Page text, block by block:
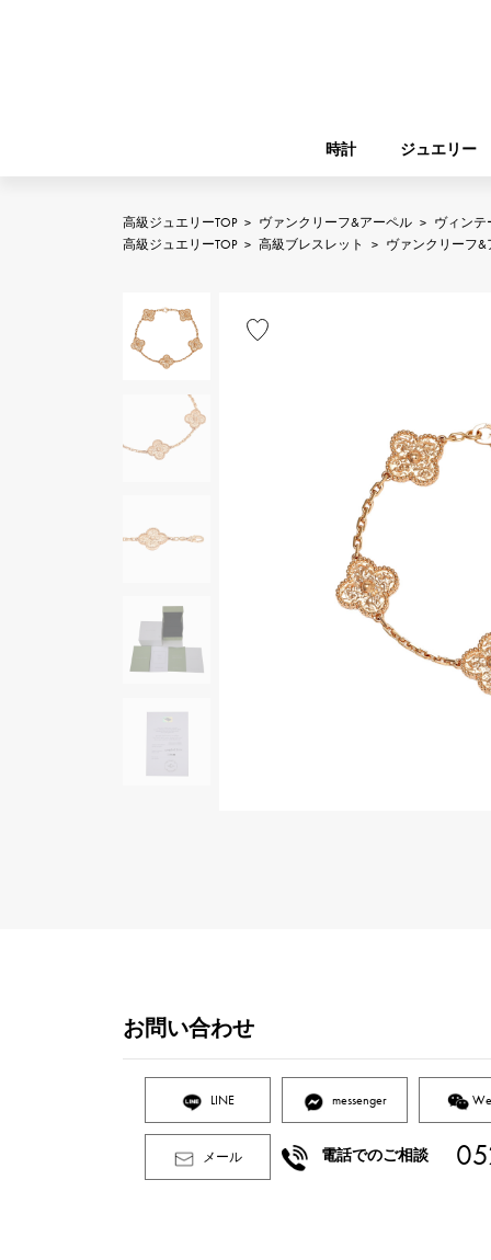
時計 ジュエリー
ROLEX
A.LANGE & SOHNE
AUDEMARS PIGUET
HARRY WINSTON
YUKIZAKI ジュエリー
REGALIA
バーキン
高級ジュエリーTOP > ヴァンクリーフ&アーペル > ヴィンテ
高級ジュエリーTOP > 高級ブレスレット > ヴァンクリーフ
お問い合わせ
LINE messenger
メール 電話でのご相談